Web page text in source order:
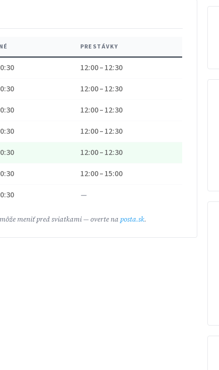
PRESTÁVKY
12:00 – 12:30
12:00 – 12:30
12:00 – 12:30
12:00 – 12:30
12:00 – 12:30
12:00 – 15:00
—
meniť pred sviatkami — overte na posta.sk.